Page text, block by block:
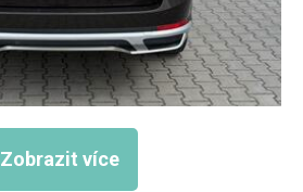
Zobrazit více